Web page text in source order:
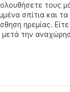
τους
σπίτια και τα
ηρεμίας.
μετά την